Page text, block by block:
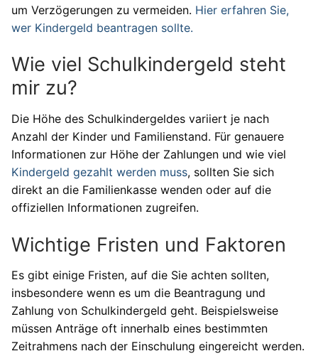
um Verzögerungen zu vermeiden. Hier erfahren Sie,
wer Kindergeld beantragen sollte.
Wie viel Schulkindergeld steht
mir zu?
Die Höhe des Schulkindergeldes variiert je nach
Anzahl der Kinder und Familienstand. Für genauere
Informationen zur Höhe der Zahlungen und wie viel
Kindergeld gezahlt werden muss, sollten Sie sich
direkt an die Familienkasse wenden oder auf die
offiziellen Informationen zugreifen.
Wichtige Fristen und Faktoren
Es gibt einige Fristen, auf die Sie achten sollten,
insbesondere wenn es um die Beantragung und
Zahlung von Schulkindergeld geht. Beispielsweise
müssen Anträge oft innerhalb eines bestimmten
Zeitrahmens nach der Einschulung eingereicht werden.